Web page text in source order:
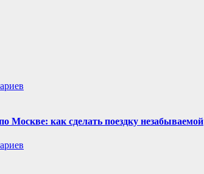
Москве: как сделать поездку незабываемой